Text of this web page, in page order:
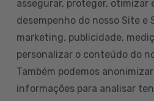
assegurar, proteger, otimizar
desempenho do nosso Site e
marketing, publicidade,
personalizar o conteúdo do
Também podemos
informações para analisar